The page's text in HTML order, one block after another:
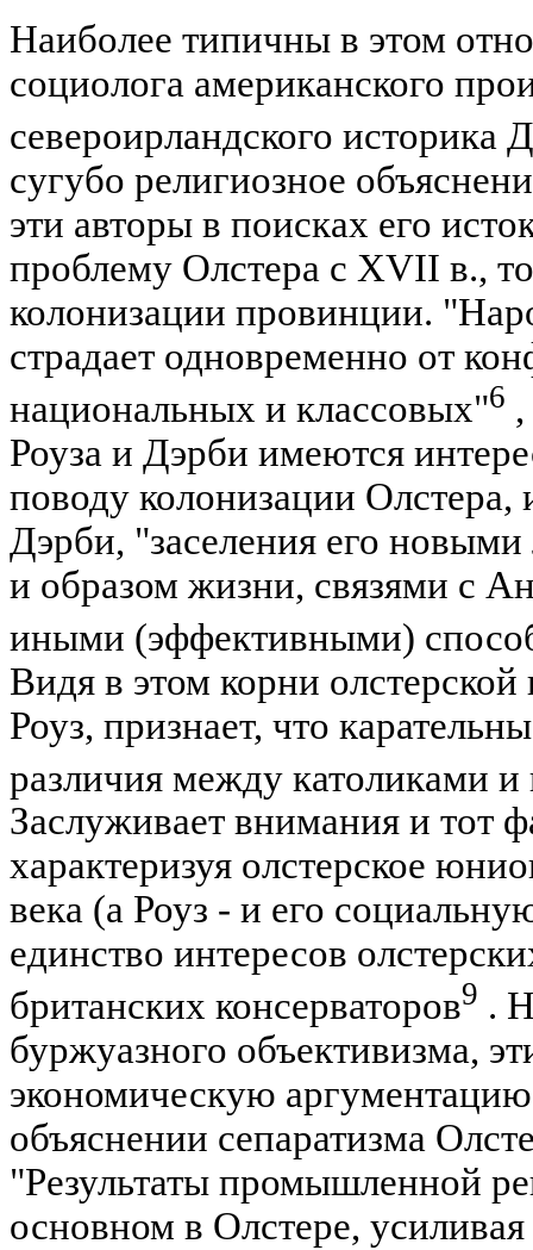
Наиболее типичны в этом
социолога американского
североирландского историка
сугубо религиозное
эти авторы в поисках его
проблему Олстера с XVII в.,
колонизации провинции.
страдает одновременно от
национальных и классовых"6
Роуза и Дэрби имеются
поводу колонизации
Дэрби, "заселения его
и образом жизни, связями с
иными (эффективными)
Видя в этом корни
Роуз, признает, что
различия между католиками и
Заслуживает внимания и тот
характеризуя олстерское
века (а Роуз - и его
единство интересов
британских консерваторов9 .
буржуазного объективизма,
экономическую
объяснении сепаратизма
"Результаты промышленной
основном в Олстере,